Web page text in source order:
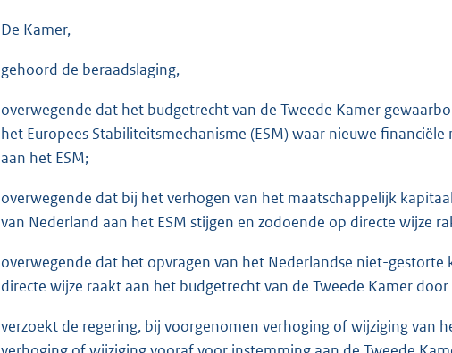
De Kamer,
gehoord de beraadslaging,
overwegende dat het budgetrecht van de Tweede Kamer
het Europees Stabiliteitsmechanisme (ESM) waar nieuwe
aan het ESM;
overwegende dat bij het verhogen van het maatschappelijk
van Nederland aan het ESM stijgen en zodoende op directe wijze
overwegende dat het opvragen van het Nederlandse niet-gestorte
directe wijze raakt aan het budgetrecht van de Tweede Kamer
verzoekt de regering, bij voorgenomen verhoging of wijziging van